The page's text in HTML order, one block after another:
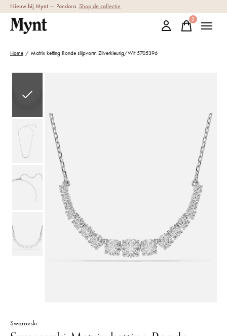
Nieuw bij Mynt — Pandora. Shop de collectie
0items
Home / Matrix ketting Ronde slijpvorm Zilverkleurig/Wit 5705396
Swarovski